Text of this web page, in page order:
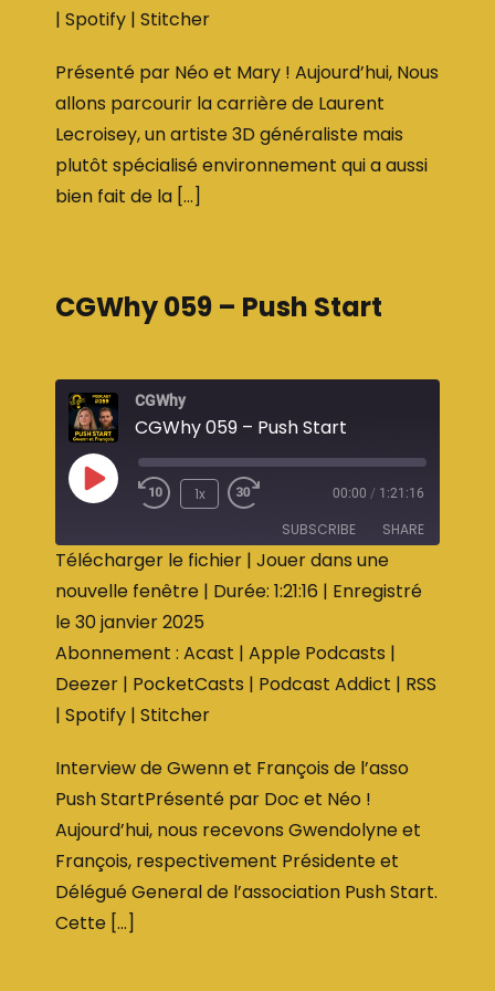
RSS FEED
| Spotify | Stitcher
Présenté par Néo et Mary ! Aujourd’hui, Nous
allons parcourir la carrière de Laurent
Lecroisey, un artiste 3D généraliste mais
plutôt spécialisé environnement qui a aussi
bien fait de la […]
CGWhy 059 – Push Start
CGWhy
CGWhy 059 – Push Start
1x 00:00 / 1:21:16
SUBSCRIBE SHARE
Acast Apple Podcasts
Deezer
Podcast Addict RSS
Spotify Stitcher
RSS FEED
SHARE
LINK
EMBED
Télécharger le fichier | Jouer dans une
nouvelle fenêtre | Durée: 1:21:16 | Enregistré
le 30 janvier 2025
Abonnement : Acast | Apple Podcasts |
Deezer | PocketCasts | Podcast Addict | RSS
| Spotify | Stitcher
Interview de Gwenn et François de l’asso
Push StartPrésenté par Doc et Néo !
Aujourd’hui, nous recevons Gwendolyne et
François, respectivement Présidente et
Délégué General de l’association Push Start.
Cette […]